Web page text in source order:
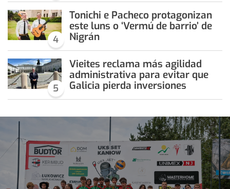
4
Tonichi e Pacheco protagonizan
este luns o ‘Vermú de barrio’ de
Nigrán
5
Vieites reclama más agilidad
administrativa para evitar que
Galicia pierda inversiones